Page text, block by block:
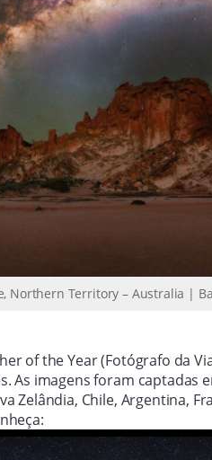
Northern Territory – Australia |
of the Year (Fotógrafo da
As imagens foram captadas
Zelândia, Chile, Argentina,